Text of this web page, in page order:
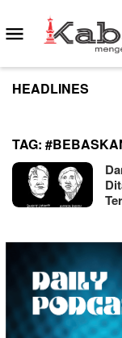
to
content
Mobile
Menu
HEADLINES
TAG: